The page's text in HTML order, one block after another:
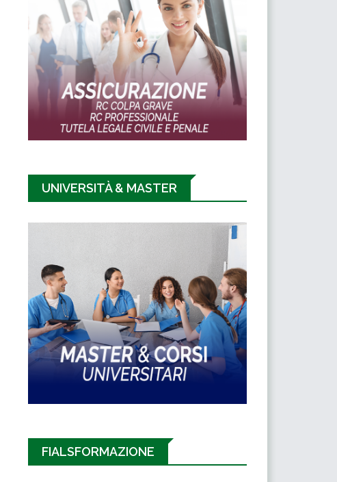
UNIVERSITÀ & MASTER
FIALSFORMAZIONE